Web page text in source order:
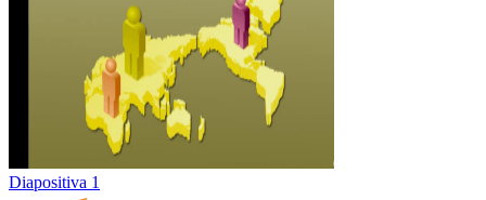
Diapositiva 1